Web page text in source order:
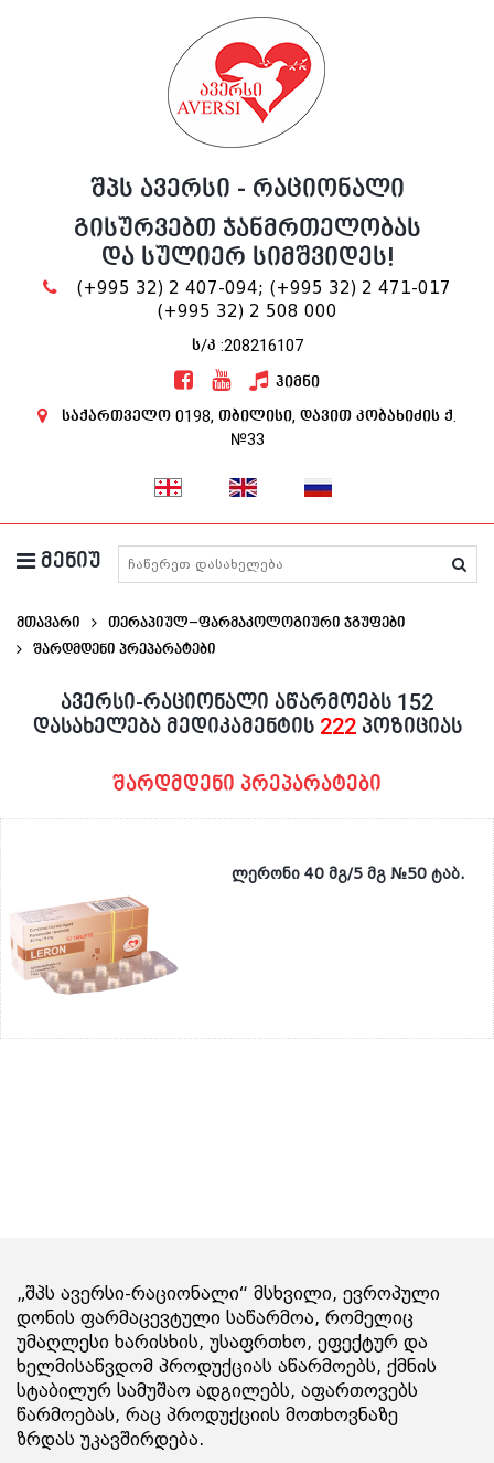
შპს ავერსი - რაციონალი
გისურვებთ ჯანმრთელობას
და სულიერ სიმშვიდეს!
(+995 32) 2 407-094; (+995 32) 2 471-017
(+995 32) 2 508 000
ს/კ :208216107
ჰიმნი
საქართველო 0198, თბილისი, დავით კობახიძის ქ.
№33
მენიუ მედიკამენტების ძიება
მთავარი
თერაპიულ–ფარმაკოლოგიური ჯგუფები
Შარდმდენი Პრეპარატები
ავერსი-რაციონალი აწარმოებს 152
დასახელება მედიკამენტის 222 პოზიციას
შარდმდენი პრეპარატები
ლერონი 40 მგ/5 მგ №50 ტაბ.
„შპს ავერსი-რაციონალი“ მსხვილი, ევროპული
დონის ფარმაცევტული საწარმოა, რომელიც
უმაღლესი ხარისხის, უსაფრთხო, ეფექტურ და
ხელმისაწვდომ პროდუქციას აწარმოებს, ქმნის
სტაბილურ სამუშაო ადგილებს, აფართოვებს
წარმოებას, რაც პროდუქციის მოთხოვნაზე
ზრდას უკავშირდება.